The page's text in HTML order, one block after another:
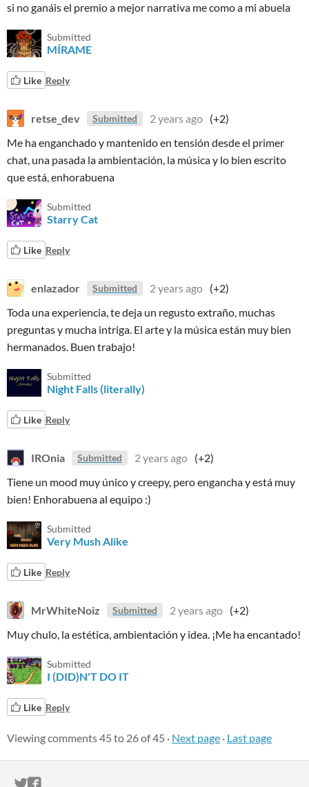
si no ganáis el premio a mejor narrativa me como a mi abuela
Submitted
MÍRAME
Like Reply
retse_dev Submitted 2 years ago (+2)
Me ha enganchado y mantenido en tensión desde el primer
chat, una pasada la ambientación, la música y lo bien escrito
que está, enhorabuena
Submitted
Starry Cat
Like Reply
enlazador Submitted 2 years ago (+2)
Toda una experiencia, te deja un regusto extraño, muchas
preguntas y mucha intriga. El arte y la música están muy bien
hermanados. Buen trabajo!
Submitted
Night Falls (literally)
Like Reply
IROnia Submitted 2 years ago (+2)
Tiene un mood muy único y creepy, pero engancha y está muy
bien! Enhorabuena al equipo :)
Submitted
Very Mush Alike
Like Reply
MrWhiteNoiz Submitted 2 years ago (+2)
Muy chulo, la estética, ambientación y idea. ¡Me ha encantado!
Submitted
I (DID)N'T DO IT
Like Reply
Viewing comments45 to 26of 45 · Next page · Last page